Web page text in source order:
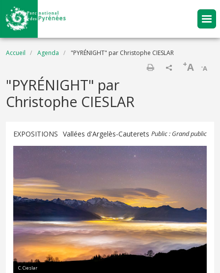
Aller au contenu principal
Fil d'Ariane
Accueil Agenda "PYRÉNIGHT" par Christophe CIESLAR
-A
+A
"PYRÉNIGHT" par
Christophe CIESLAR
EXPOSITIONS Vallées d'Argelès-Cauterets Public : Grand public
C. Cieslar